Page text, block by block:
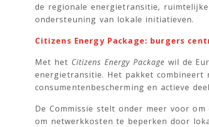
de regionale energietransitie,
ondersteuning van lokale initiatieven.
Citizens Energy Package: burgers
Met het Citizens Energy Package wil de
energietransitie. Het pakket combineert
consumentenbescherming en actieve
De Commissie stelt onder meer voor
om netwerkkosten te beperken door